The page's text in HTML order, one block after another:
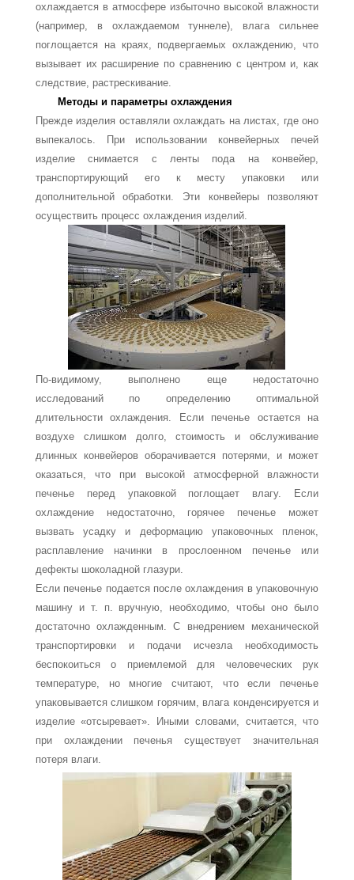
охлаждается в атмосфере избыточно высокой влажности
(на­пример, в охлаждаемом туннеле), влага сильнее
поглощается на краях, подвергаемых охлаждению, что
вызывает их расширение по сравнению с центром и, как
следствие, растрескивание.
Методы и параметры охлаждения
Прежде изделия оставляли охлаждать на листах, где оно
выпекалось. При использова­нии конвейерных печей
изделие снимается с ленты пода на конвейер,
транспортирую­щий его к месту упаковки или
дополнительной обработки. Эти конвейеры позволяют
осуществить процесс охлаждения изделий.
По-видимому, выполнено еще недостаточно
исследований по определению опти­мальной
длительности охлаждения. Если печенье остается на
воздухе слишком долго, стоимость и обслуживание
длинных конвейеров оборачивается потерями, и может
оказаться, что при высокой атмосферной влажности
печенье перед упаковкой погло­щает влагу. Если
охлаждение недостаточно, горячее печенье может
вызвать усадку и деформацию упаковочных пленок,
расплавление начинки в прослоенном печенье или
дефекты шоколадной глазури.
Если печенье подается после охлаждения в упаковочную
машину и т. п. вручную, необходимо, чтобы оно было
достаточно охлажденным. С внедрением механической
транспортировки и подачи исчезла необходимость
беспокоиться о приемлемой для человеческих рук
температуре, но многие считают, что если печенье
упаковывается слишком горячим, влага конденсируется и
изделие «отсыревает». Иными словами, считается, что
при охлаждении печенья существует значительная
потеря влаги.